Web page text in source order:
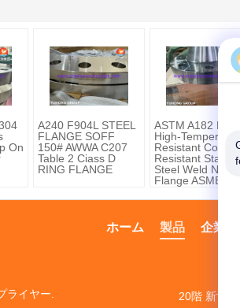
On
A240 F904L STEEL
FLANGE SOFF
150# AWWA C207
Table 2 Ciass D
RING FLANGE
ASTM A182 F321
High-Temperature
Resistant
Resistant
Steel Weld Neck
Flange ASME
企業情
製品
ホーム
ライヤー.
20階 新世